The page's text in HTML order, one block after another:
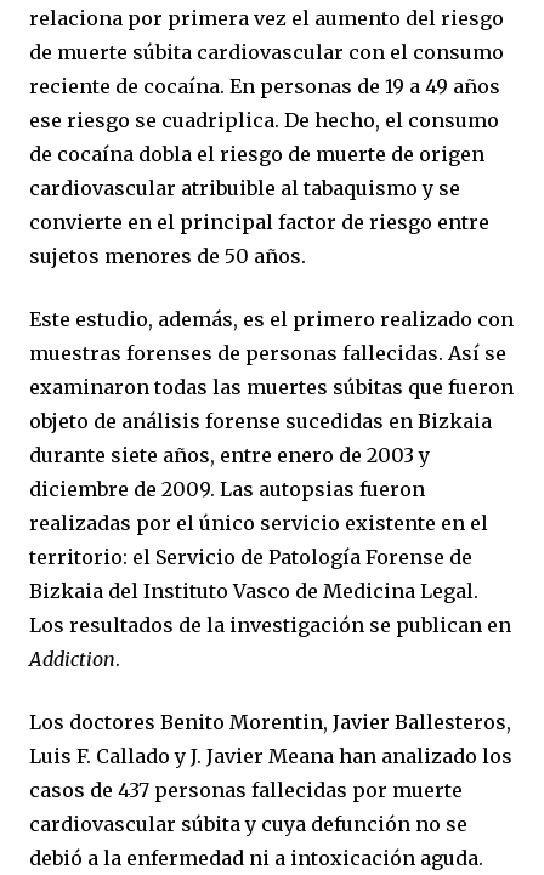
relaciona por primera vez el aumento del riesgo
de muerte súbita cardiovascular con el consumo
reciente de cocaína. En personas de 19 a 49 años
ese riesgo se cuadriplica. De hecho, el consumo
de cocaína dobla el riesgo de muerte de origen
cardiovascular atribuible al tabaquismo y se
convierte en el principal factor de riesgo entre
sujetos menores de 50 años.
Este estudio, además, es el primero realizado con
muestras forenses de personas fallecidas. Así se
examinaron todas las muertes súbitas que fueron
objeto de análisis forense sucedidas en Bizkaia
durante siete años, entre enero de 2003 y
diciembre de 2009. Las autopsias fueron
realizadas por el único servicio existente en el
territorio: el Servicio de Patología Forense de
Bizkaia del Instituto Vasco de Medicina Legal.
Los resultados de la investigación se publican en
Addiction.
Los doctores Benito Morentin, Javier Ballesteros,
Luis F. Callado y J. Javier Meana han analizado los
casos de 437 personas fallecidas por muerte
cardiovascular súbita y cuya defunción no se
debió a la enfermedad ni a intoxicación aguda.